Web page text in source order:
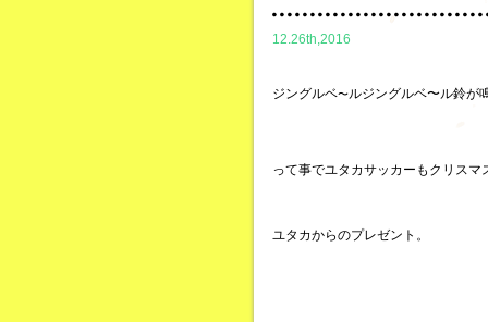
12.26th,2016
ジングルベ〜ルジングルベ〜ル鈴が
って事でユタカサッカーもクリスマ
ユタカからのプレゼント。